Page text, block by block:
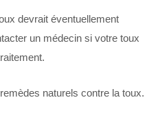
devrait éventuellement
un médecin si votre toux
naturels contre la toux.